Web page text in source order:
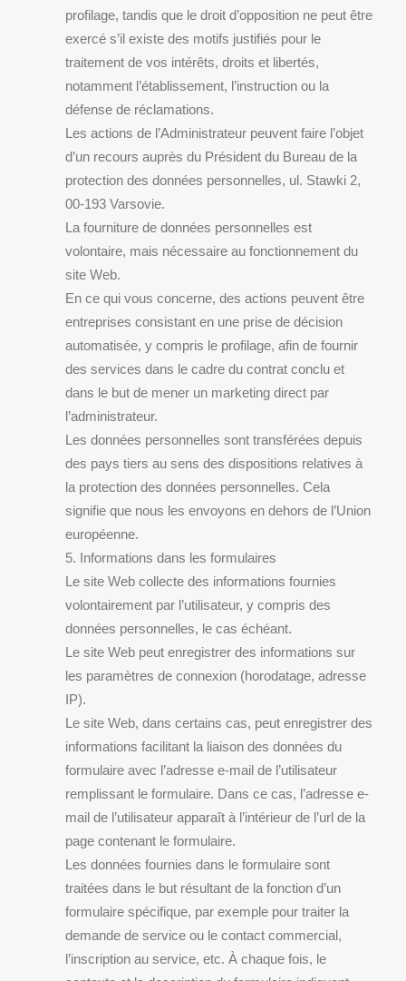
profilage, tandis que le droit d’opposition ne peut être
exercé s’il existe des motifs justifiés pour le
traitement de vos intérêts, droits et libertés,
notamment l’établissement, l’instruction ou la
défense de réclamations.
Les actions de l’Administrateur peuvent faire l’objet
d’un recours auprès du Président du Bureau de la
protection des données personnelles, ul. Stawki 2,
00-193 Varsovie.
La fourniture de données personnelles est
volontaire, mais nécessaire au fonctionnement du
site Web.
En ce qui vous concerne, des actions peuvent être
entreprises consistant en une prise de décision
automatisée, y compris le profilage, afin de fournir
des services dans le cadre du contrat conclu et
dans le but de mener un marketing direct par
l’administrateur.
Les données personnelles sont transférées depuis
des pays tiers au sens des dispositions relatives à
la protection des données personnelles. Cela
signifie que nous les envoyons en dehors de l’Union
européenne.
5. Informations dans les formulaires
Le site Web collecte des informations fournies
volontairement par l’utilisateur, y compris des
données personnelles, le cas échéant.
Le site Web peut enregistrer des informations sur
les paramètres de connexion (horodatage, adresse
IP).
Le site Web, dans certains cas, peut enregistrer des
informations facilitant la liaison des données du
formulaire avec l’adresse e-mail de l’utilisateur
remplissant le formulaire. Dans ce cas, l’adresse e-
mail de l’utilisateur apparaît à l’intérieur de l’url de la
page contenant le formulaire.
Les données fournies dans le formulaire sont
traitées dans le but résultant de la fonction d’un
formulaire spécifique, par exemple pour traiter la
demande de service ou le contact commercial,
l’inscription au service, etc. À chaque fois, le